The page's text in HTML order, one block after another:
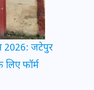
2026: जटेपुर
फॉर्म